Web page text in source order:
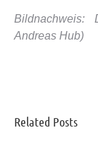
Bildnachweis:
Andreas Hub)
Related Posts